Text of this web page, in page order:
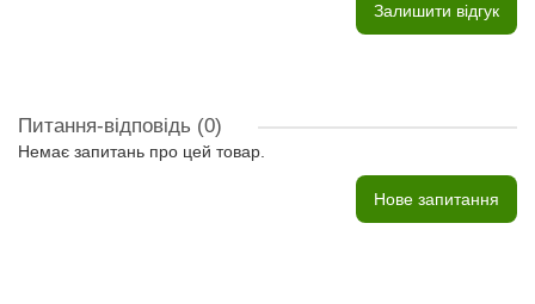
Залишити відгук
Питання-відповідь (0)
Немає запитань про цей товар.
Нове запитання